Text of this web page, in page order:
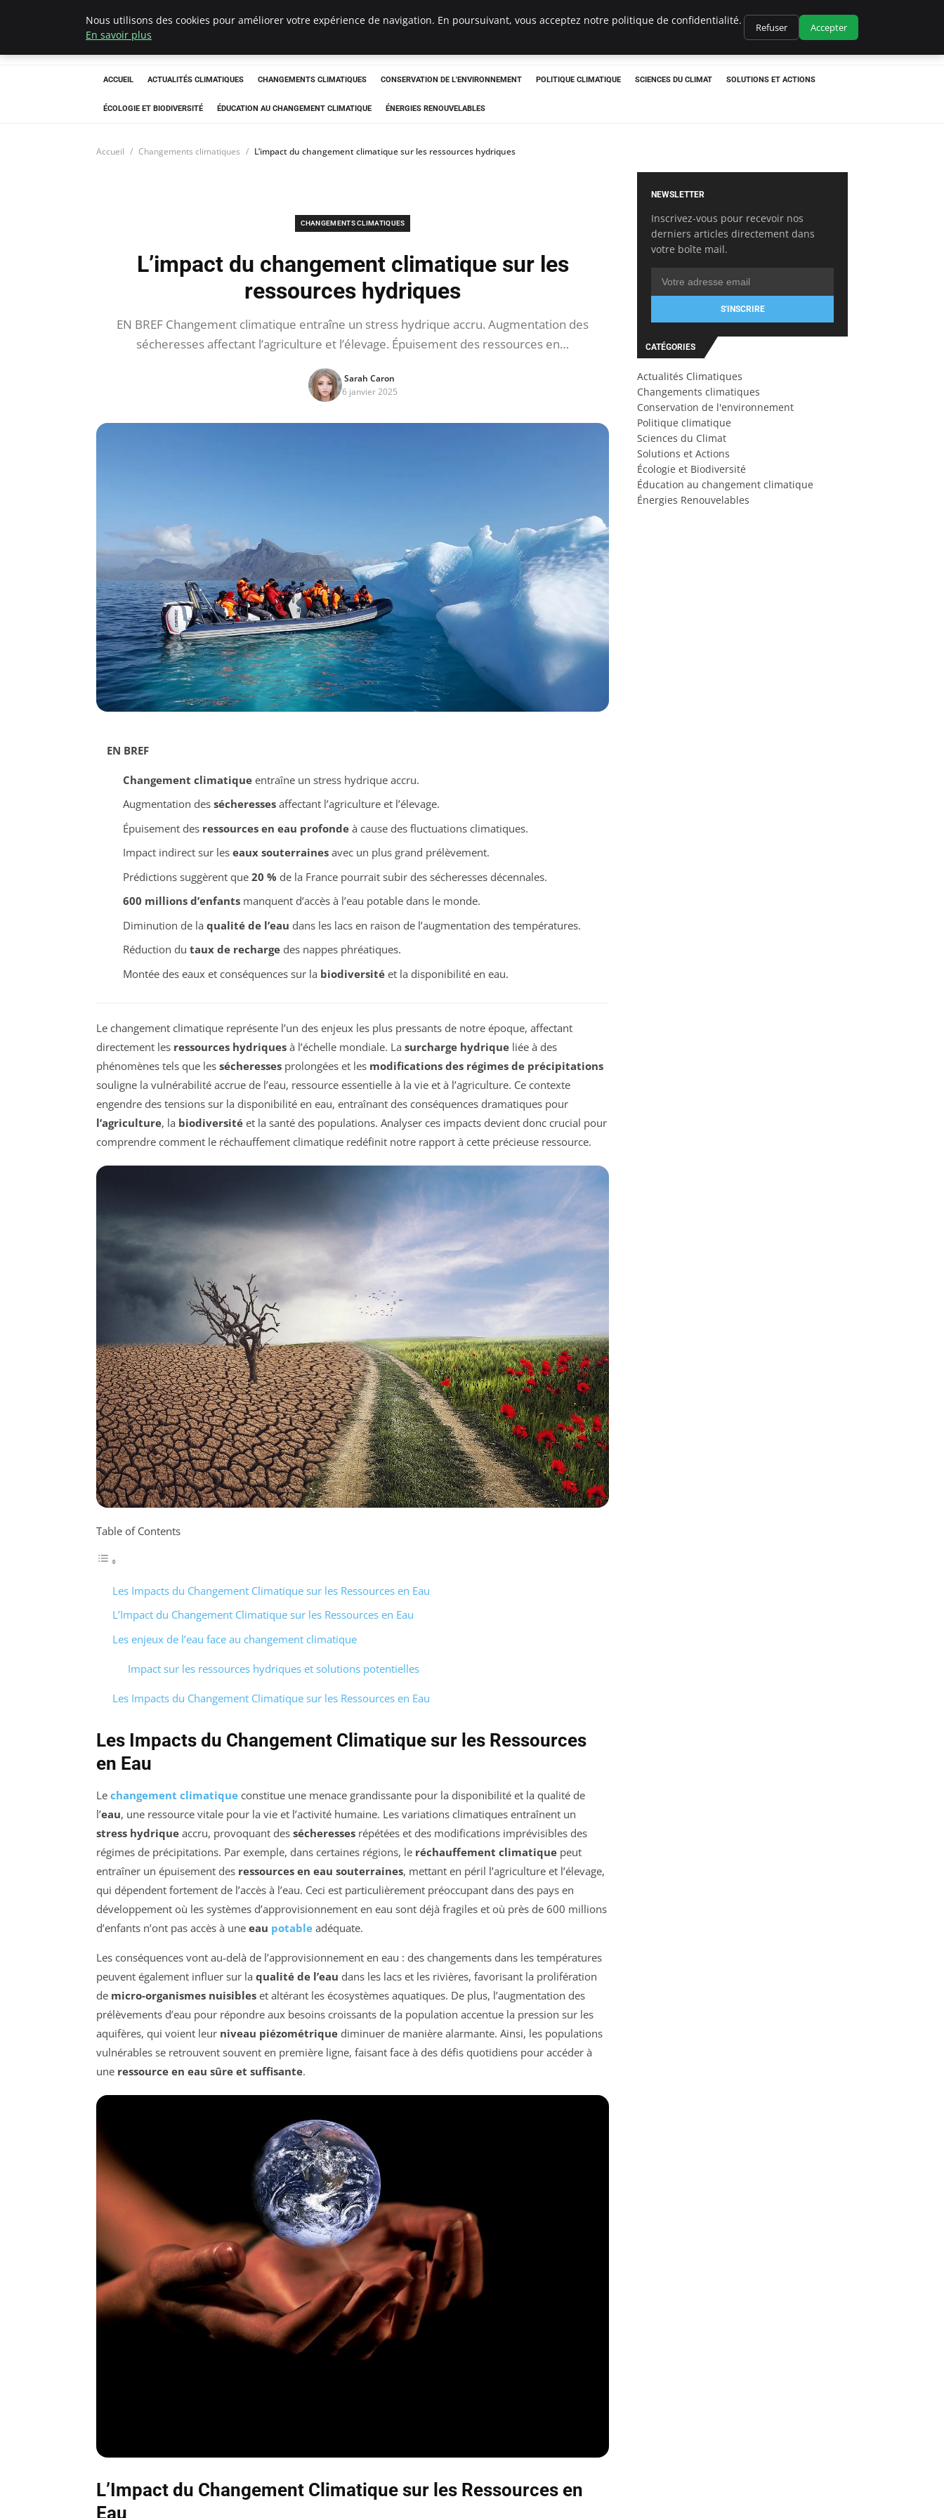
Climatedebtagents
ACCUEIL ACTUALITÉS CLIMATIQUES CHANGEMENTS CLIMATIQUES CONSERVATION DE L'ENVIRONNEMENT POLITIQUE CLIMATIQUE SCIENCES DU CLIMAT SOLUTIONS ET ACTIONS
ÉCOLOGIE ET BIODIVERSITÉ ÉDUCATION AU CHANGEMENT CLIMATIQUE ÉNERGIES RENOUVELABLES
Accueil Changements climatiques L’impact du changement climatique sur les ressources hydriques
CHANGEMENTS CLIMATIQUES
L’impact du changement climatique sur les
ressources hydriques
EN BREF Changement climatique entraîne un stress hydrique accru. Augmentation des
sécheresses affectant l’agriculture et l’élevage. Épuisement des ressources en…
Sarah Caron
6 janvier 2025
EN BREF
Changement climatiqueentraîne un stress hydrique accru.
Augmentation des sécheressesaffectant l’agriculture et l’élevage.
Épuisement des ressources en eau profondeà cause des fluctuations climatiques.
Impact indirect sur les eaux souterrainesavec un plus grand prélèvement.
Prédictions suggèrent que 20 % de la France pourrait subir des sécheresses décennales.
600 millions d’enfantsmanquent d’accès à l’eau potable dans le monde.
Diminution de la qualité de l’eau dans les lacs en raison de l’augmentation des températures.
Réduction du taux de rechargedes nappes phréatiques.
Montée des eaux et conséquences sur la biodiversitéet la disponibilité en eau.
Le changement climatique représente l’un des enjeux les plus pressants de notre époque, affectant
directement les ressources hydriques à l’échelle mondiale. La surcharge hydrique liée à des
phénomènes tels que les sécheresses prolongées et les modifications des régimes de précipitations
souligne la vulnérabilité accrue de l’eau, ressource essentielle à la vie et à l’agriculture. Ce contexte
engendre des tensions sur la disponibilité en eau, entraînant des conséquences dramatiques pour
l’agriculture, la biodiversité et la santé des populations. Analyser ces impacts devient donc crucial pour
comprendre comment le réchauffement climatique redéfinit notre rapport à cette précieuse ressource.
Table of Contents
Les Impacts du Changement Climatique sur les Ressources en Eau
L’Impact du Changement Climatique sur les Ressources en Eau
Les enjeux de l’eau face au changement climatique
Impact sur les ressources hydriques et solutions potentielles
Les Impacts du Changement Climatique sur les Ressources en Eau
Les Impacts du Changement Climatique sur les Ressources
en Eau
Le changement climatique constitue une menace grandissante pour la disponibilité et la qualité de
l’eau, une ressource vitale pour la vie et l’activité humaine. Les variations climatiques entraînent un
stress hydrique accru, provoquant des sécheresses répétées et des modifications imprévisibles des
régimes de précipitations. Par exemple, dans certaines régions, le réchauffement climatique peut
entraîner un épuisement des ressources en eau souterraines, mettant en péril l’agriculture et l’élevage,
qui dépendent fortement de l’accès à l’eau. Ceci est particulièrement préoccupant dans des pays en
développement où les systèmes d’approvisionnement en eau sont déjà fragiles et où près de 600 millions
d’enfants n’ont pas accès à une eau potable adéquate.
Les conséquences vont au-delà de l’approvisionnement en eau : des changements dans les températures
peuvent également influer sur la qualité de l’eau dans les lacs et les rivières, favorisant la prolifération
de micro-organismes nuisibles et altérant les écosystèmes aquatiques. De plus, l’augmentation des
prélèvements d’eau pour répondre aux besoins croissants de la population accentue la pression sur les
aquifères, qui voient leur niveau piézométrique diminuer de manière alarmante. Ainsi, les populations
vulnérables se retrouvent souvent en première ligne, faisant face à des défis quotidiens pour accéder à
une ressource en eau sûre et suffisante.
L’Impact du Changement Climatique sur les Ressources en
Eau
NEWSLETTER
Inscrivez-vous pour recevoir nos
derniers articles directement dans
votre boîte mail.
S'INSCRIRE
CATÉGORIES
Actualités Climatiques
Changements climatiques
Conservation de l'environnement
Politique climatique
Sciences du Climat
Solutions et Actions
Écologie et Biodiversité
Éducation au changement climatique
Énergies Renouvelables
Nous utilisons des cookies pour améliorer votre expérience de navigation. En poursuivant, vous acceptez notre politique de confidentialité.
En savoir plus
Refuser Accepter